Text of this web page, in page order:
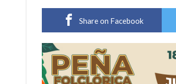
Distinguieron a Ramiro
Share on Facebook